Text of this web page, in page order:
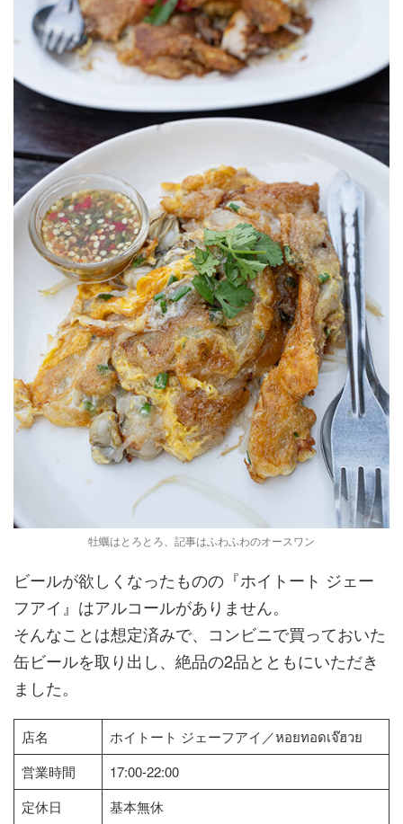
牡蠣はとろとろ、記事はふわふわのオースワン
ビールが欲しくなったものの『ホイトート ジェー
フアイ』はアルコールがありません。
そんなことは想定済みで、コンビニで買っておいた
缶ビールを取り出し、絶品の2品とともにいただき
ました。
店名
ホイトート ジェーフアイ／หอยทอดเจ๊ฮวย
営業時間
17:00-22:00
定休日
基本無休